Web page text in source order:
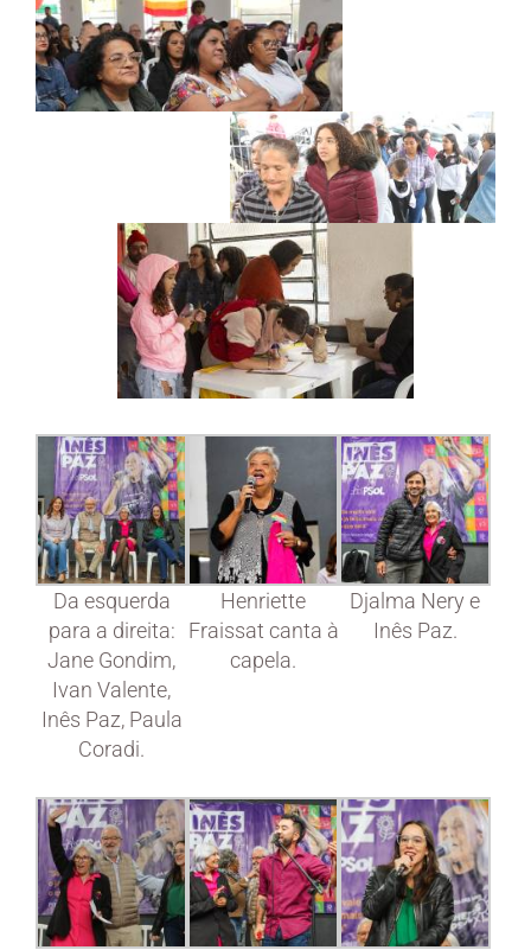
Da esquerda
para a direita:
Jane Gondim,
Ivan Valente,
Inês Paz, Paula
Coradi.
Henriette
Fraissat canta à
capela.
Djalma Nery e
Inês Paz.